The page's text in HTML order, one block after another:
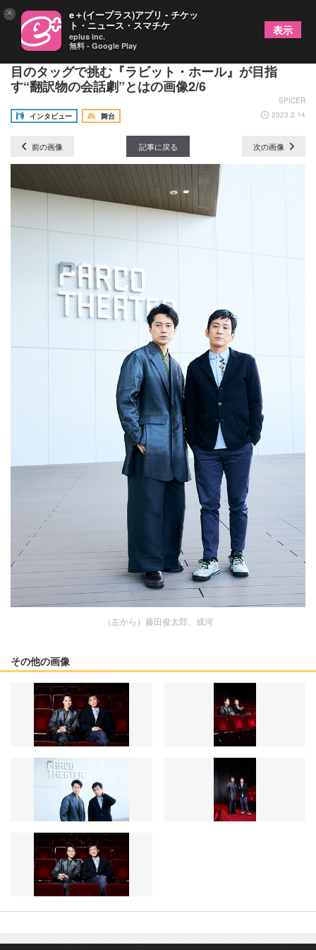
藤田俊太郎×成河インタビュー 同い年の2人が2度
目のタッグで挑む『ラビット・ホール』が目指
す“翻訳物の会話劇”とはの画像2/6
SPICER
インタビュー
舞台 2023.2.14
前の画像 記事に戻る 次の画像
（左から）藤田俊太郎、成河
その他の画像
× e＋(イープラス)アプリ - チケッ
ト・ニュース・スマチケ
eplus inc.
無料 - Google Play
表示